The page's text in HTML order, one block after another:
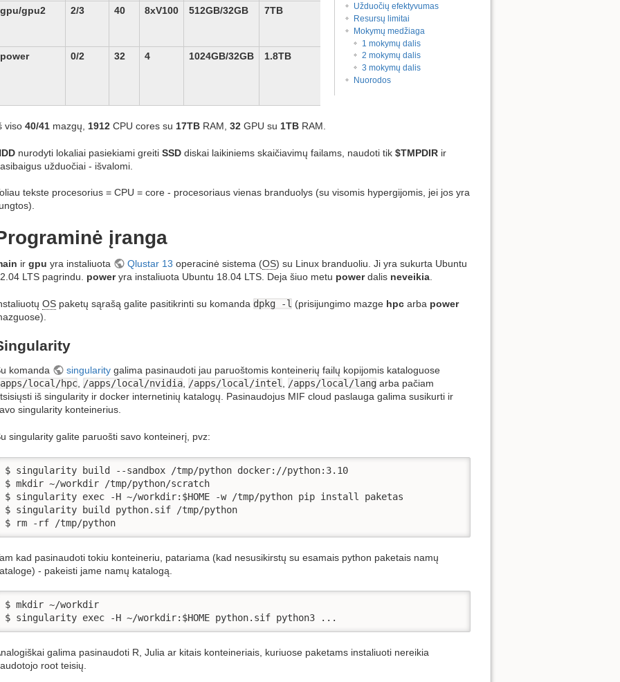
Užduočių efektyvumas
Resursų limitai
Mokymų medžiaga
1 mokymų dalis
2 mokymų dalis
3 mokymų dalis
Nuorodos
gpu/gpu2 2/3 40 8xV100 512GB/32GB 7TB
2x10Gbit/s,
4xEDR(100Gbit/s)
infiniband
power
0/2 32 4 1024GB/32GB 1.8TB
2x10Gbit/s,
4xEDR(100Gbit/s)
infiniband
viso 40/41 mazgų, 1912 CPU cores su 17TB RAM, 32 GPU su 1TB RAM.
nurodyti lokaliai pasiekiami greiti SSD diskai laikiniems skaičiavimų failams, naudoti tik $TMPDIR ir
užduočiai - išvalomi.
tekste procesorius = CPU = core - procesoriaus vienas branduolys (su visomis hypergijomis, jei jos yra
įranga
ir gpu yra instaliuota Qlustar 13 operacinė sistema (OS) su Linux branduoliu. Ji yra sukurta Ubuntu
LTS pagrindu. poweryra instaliuota Ubuntu 18.04 LTS. Deja šiuo metu powerdalis neveikia
OS paketų sąrašą galite pasitikrinti su komanda dpkg -l (prisijungimo mazge hpc arba power
komanda singularitygalima pasinaudoti jau paruoštomis konteinerių failų kopijomis kataloguose
local/hpc, /apps/local/nvidia, /apps/local/intel, /apps/local/lang arba pačiam
iš singularity ir docker internetinių katalogų. Pasinaudojus MIF cloud paslauga galima susikurti ir
singularity konteinerius.
singularity galite paruošti savo konteinerį, pvz:
$ singularity build --sandbox /tmp/python docker://python:3.10
$ mkdir ~/workdir /tmp/python/scratch
$ singularity exec -H ~/workdir:$HOME -w /tmp/python pip install paketas
$ singularity build python.sif /tmp/python
$ rm -rf /tmp/python
kad pasinaudoti tokiu konteineriu, patariama (kad nesusikirstų su esamais python paketais namų
- pakeisti jame namų katalogą.
$ mkdir ~/workdir
$ singularity exec -H ~/workdir:$HOME python.sif python3 ...
galima pasinaudoti R, Julia ar kitais konteineriais, kuriuose paketams instaliuoti nereikia
root teisių.